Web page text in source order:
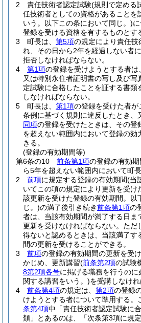
2
責任技術者認定試験(規則で定める
任技術者としての資格があることを
いう。以下この条において同じ。)
登録を受ける資格を有するものとす
3
町長は、 第5項の規定により責任技
れ、その日から2年を経過しない者
拒否しなければならない。
4
第1項の登録を受けようとする者は
又は特別永住者証明書の写し及び写
定試験に合格したことを証する書類
しなければならない。
5
町長は、 第1項の登録を受けた者
条例に基づく規則に違反したとき、
同項の登録を受けたときは、その登
を超えない範囲内において登録の効
きる。
(登録の有効期間等)
第6条の10
前条第1項の登録の有効
ら5年を超えない範囲内において町長
2
前項に規定する登録の有効期間(当
いてこの項の規定により更新を受け
該更新を受けた登録の有効期間。以
じ。)の満了後引き続き前条第1項の
者は、当該有効期間が満了する日ま
更新を受けなければならない。 ただ
得ないと認めるときは、当該満了す
間の更新を受けることができる。
3
前項の登録の有効期間の更新を受
かじめ、更新講習(前条第2項の試験
8第2項各号に掲げる職務を行うの
関する講習をいう。)を受講しなけれ
4
前条第4項の規定は、 第2項の登録
けようとする者について準用する。
条第4項中「責任技術者認定試験に
類」とあるのは、「次条第3項に規